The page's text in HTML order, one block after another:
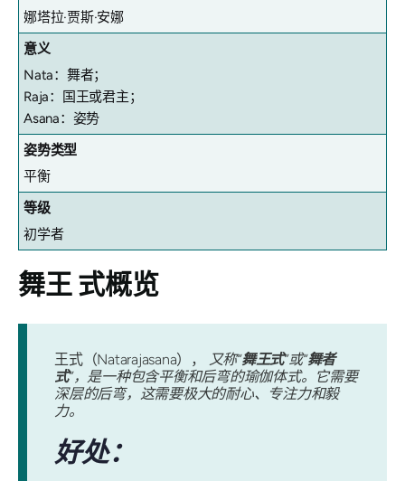
娜塔拉·贾斯·安娜
意义
Nata：舞者；
Raja：国王或君主；
Asana：姿势
姿势类型
平衡
等级
初学者
舞王式概览
王式（Natarajasana）， 又称“舞王式”或“舞者
式”，是一种包含平衡和后弯的瑜伽体式。它需要
深层的后弯，这需要极大的耐心、专注力和毅
力。
好处：